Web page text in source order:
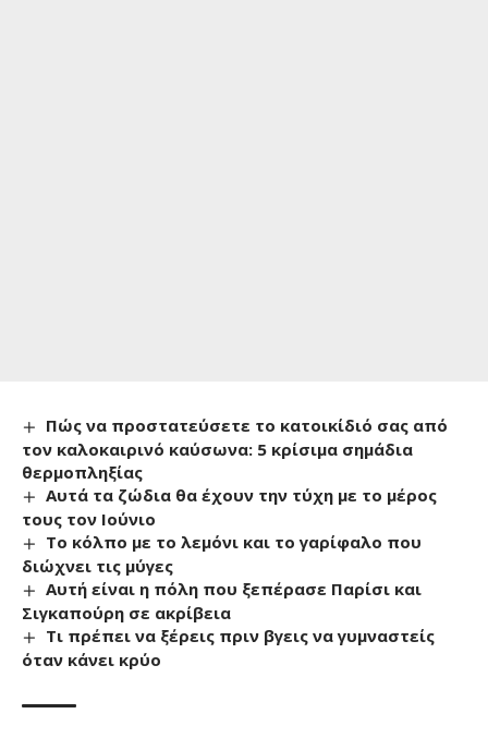
Πώς να προστατεύσετε το κατοικίδιό σας από
τον καλοκαιρινό καύσωνα: 5 κρίσιμα σημάδια
θερμοπληξίας
Αυτά τα ζώδια θα έχουν την τύχη με το μέρος
τους τον Ιούνιο
Το κόλπο με το λεμόνι και το γαρίφαλο που
διώχνει τις μύγες
Αυτή είναι η πόλη που ξεπέρασε Παρίσι και
Σιγκαπούρη σε ακρίβεια
Τι πρέπει να ξέρεις πριν βγεις να γυμναστείς
όταν κάνει κρύο